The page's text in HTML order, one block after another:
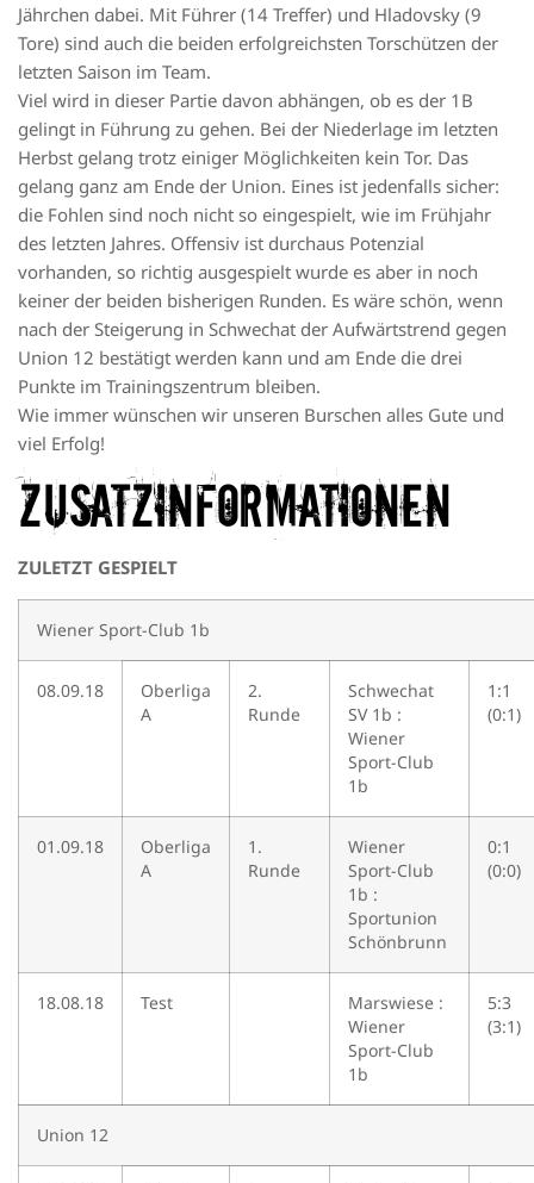
Jährchen dabei. Mit Führer (14 Treffer) und Hladovsky (9
Tore) sind auch die beiden erfolgreichsten Torschützen der
letzten Saison im Team.
Viel wird in dieser Partie davon abhängen, ob es der 1B
gelingt in Führung zu gehen. Bei der Niederlage im letzten
Herbst gelang trotz einiger Möglichkeiten kein Tor. Das
gelang ganz am Ende der Union. Eines ist jedenfalls sicher:
die Fohlen sind noch nicht so eingespielt, wie im Frühjahr
des letzten Jahres. Offensiv ist durchaus Potenzial
vorhanden, so richtig ausgespielt wurde es aber in noch
keiner der beiden bisherigen Runden. Es wäre schön, wenn
nach der Steigerung in Schwechat der Aufwärtstrend gegen
Union 12 bestätigt werden kann und am Ende die drei
Punkte im Trainingszentrum bleiben.
Wie immer wünschen wir unseren Burschen alles Gute und
viel Erfolg!
ZUSATZINFORMATIONEN
ZULETZT GESPIELT
Wiener Sport-Club 1b
08.09.18
Oberliga
A
2.
Runde
Schwechat
SV 1b :
Wiener
Sport-Club
1b
1:1
(0:1)
01.09.18
Oberliga
A
1.
Runde
Wiener
Sport-Club
1b :
Sportunion
Schönbrunn
0:1
(0:0)
18.08.18 Test
Marswiese :
Wiener
Sport-Club
1b
5:3
(3:1)
Union 12